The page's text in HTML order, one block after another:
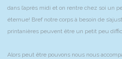
dans l’après midi et on rentre chez soi un
éternue! Bref notre corps à besoin de
printanières peuvent être un petit peu
Alors peut être pouvons nous nous